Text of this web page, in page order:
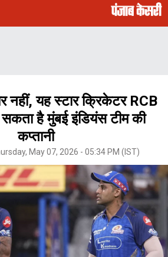
नहीं, यह स्टार क्रिकेटर RCB
है मुंबई इंडियंस टीम की
कप्तानी
May 07, 2026 - 05:34 PM (IST)